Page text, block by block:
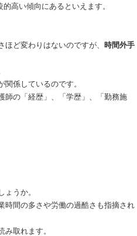
高い傾向にあるといえます。
ど変わりはないのですが、
時間外手
係しているのです。
師の「経歴」、「学歴」、「勤務施
うか。
時間の多さや労働の過酷さも指摘され
取れます。